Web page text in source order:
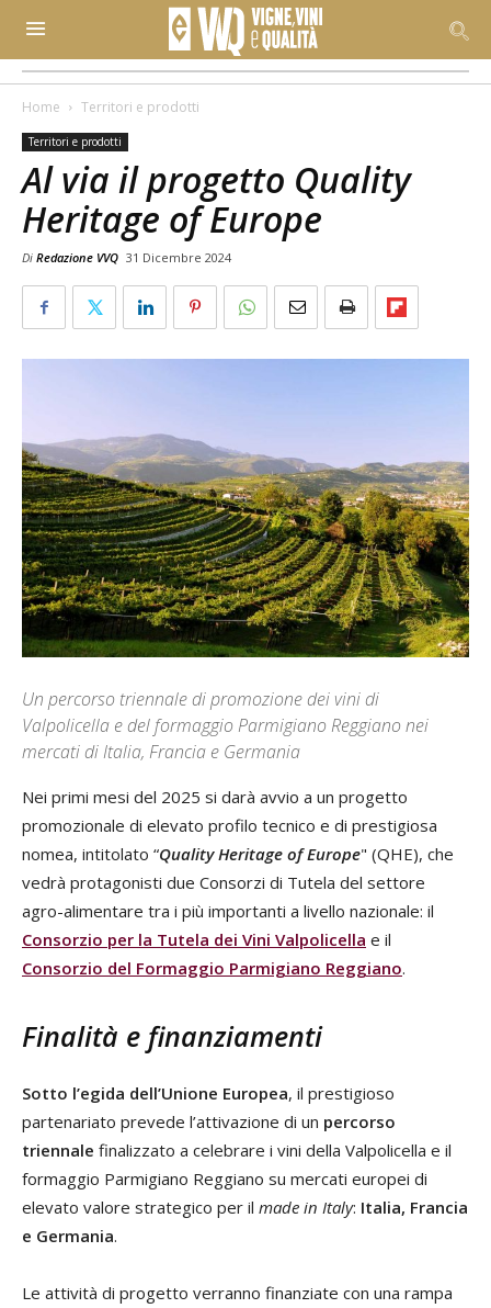
Home Territori e prodotti
Territori e prodotti
Al via il progetto Quality
Heritage of Europe
Di Redazione VVQ 31 Dicembre 2024
Un percorso triennale di promozione dei vini di
Valpolicella e del formaggio Parmigiano Reggiano nei
mercati di Italia, Francia e Germania
Nei primi mesi del 2025 si darà avvio a un progetto
promozionale di elevato profilo tecnico e di prestigiosa
nomea, intitolato “Quality Heritage of Europe" (QHE), che
vedrà protagonisti due Consorzi di Tutela del settore
agro-alimentare tra i più importanti a livello nazionale: il
Consorzio per la Tutela dei Vini Valpolicella e il
Consorzio del Formaggio Parmigiano Reggiano.
Finalità e finanziamenti
Sotto l’egida dell’Unione Europea, il prestigioso
partenariato prevede l’attivazione di un percorso
triennale finalizzato a celebrare i vini della Valpolicella e il
formaggio Parmigiano Reggiano su mercati europei di
elevato valore strategico per il made in Italy: Italia, Francia
e Germania.
Le attività di progetto verranno finanziate con una rampa